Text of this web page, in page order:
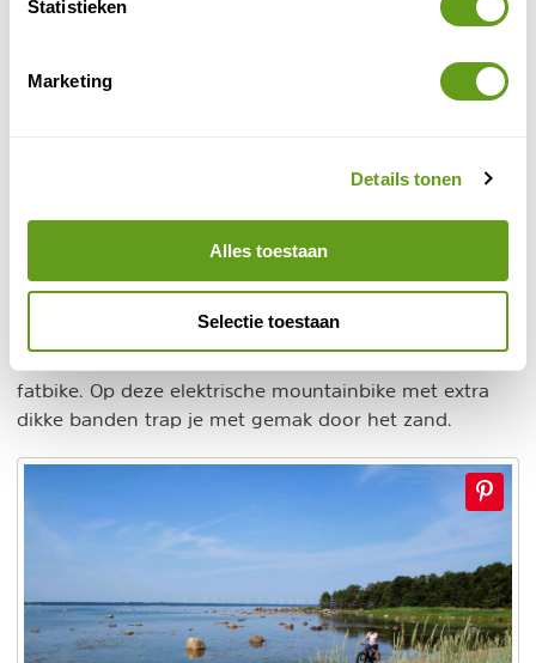
Statistieken
Marketing
Details tonen
Alles toestaan
Selectie toestaan
4. Fietsen door de heuvels van Estland
door bossen, langs rivieren en door de vele
karakteristieke dorpjes. Het is in het bijzonder erg
lekker fietsen op de eilanden Muhu en Saaremaa.
Estland leent zich ook goed voor het
fatbike. Op deze elektrische mountainbike met extra
dikke banden trap je met gemak door het zand.